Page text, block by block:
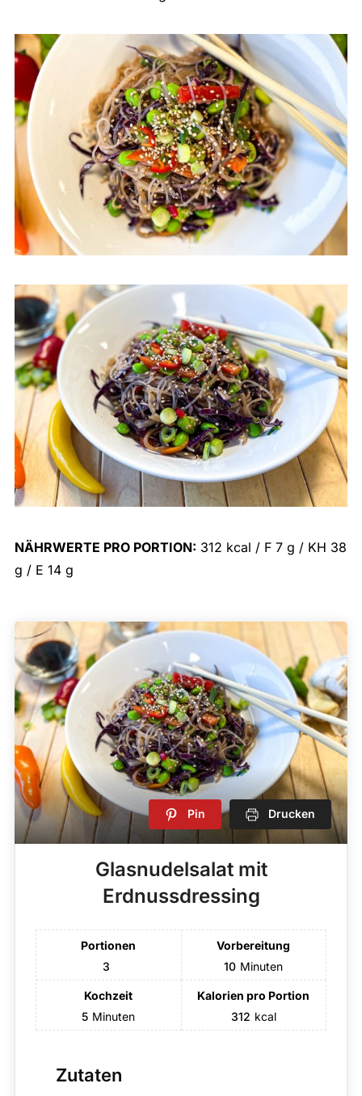
NÄHRWERTE PRO PORTION: 312 kcal / F 7 g / KH 38
g / E 14 g
Pin Drucken
Glasnudelsalat mit
Erdnussdressing
Portionen
3
Vorbereitung
10 Minuten
Kochzeit
5 Minuten
Kalorien pro Portion
312 kcal
Zutaten